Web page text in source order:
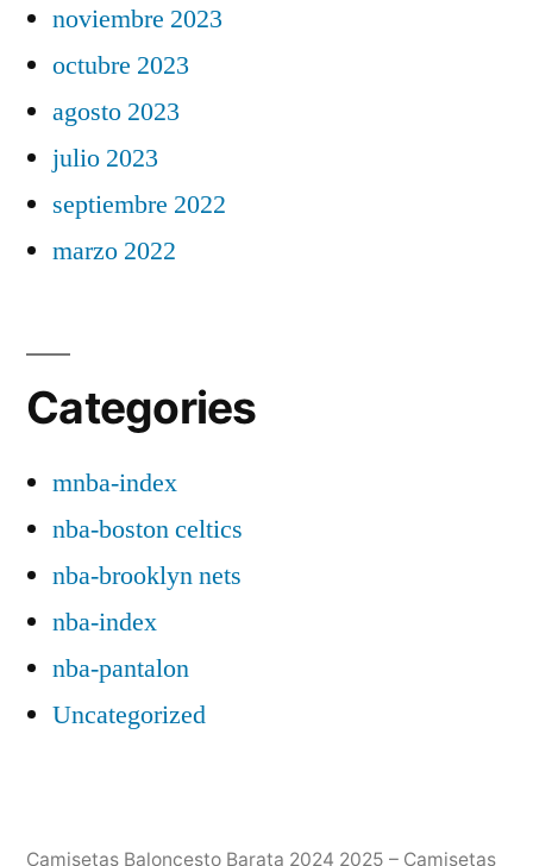
noviembre 2023
octubre 2023
agosto 2023
julio 2023
septiembre 2022
marzo 2022
Categories
mnba-index
nba-boston celtics
nba-brooklyn nets
nba-index
nba-pantalon
Uncategorized
Camisetas Baloncesto Barata 2024 2025 – Camisetas